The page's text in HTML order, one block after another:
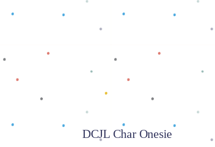
Baca selengkapnya
DCJL Char Onesie